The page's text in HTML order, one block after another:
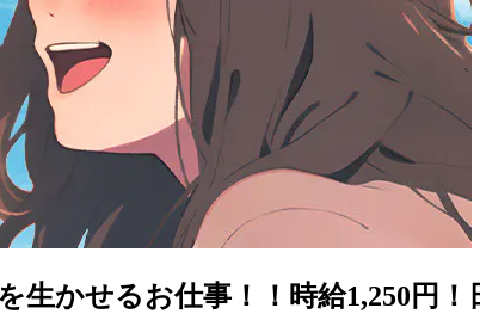
かせるお仕事！！時給1,250円